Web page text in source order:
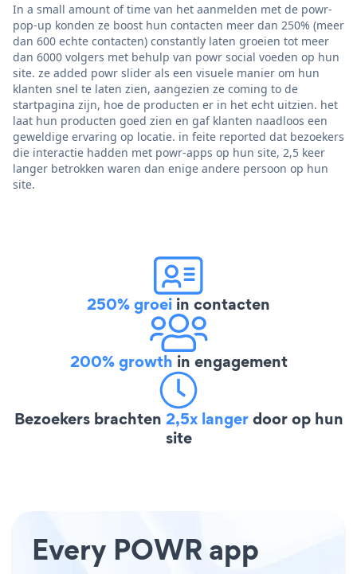
In a small amount of time van het aanmelden met de powr-
pop-up konden ze boost hun contacten meer dan 250% (meer
dan 600 echte contacten) constantly laten groeien tot meer
dan 6000 volgers met behulp van powr social voeden op hun
site. ze added powr slider als een visuele manier om hun
klanten snel te laten zien, aangezien ze coming to de
startpagina zijn, hoe de producten er in het echt uitzien. het
laat hun producten goed zien en gaf klanten naadloos een
geweldige ervaring op locatie. in feite reported dat bezoekers
die interactie hadden met powr-apps op hun site, 2,5 keer
langer betrokken waren dan enige andere persoon op hun
site.
250% groei in contacten
200% growth in engagement
Bezoekers brachten 2,5x langerdoor op hun
site
Every POWR app